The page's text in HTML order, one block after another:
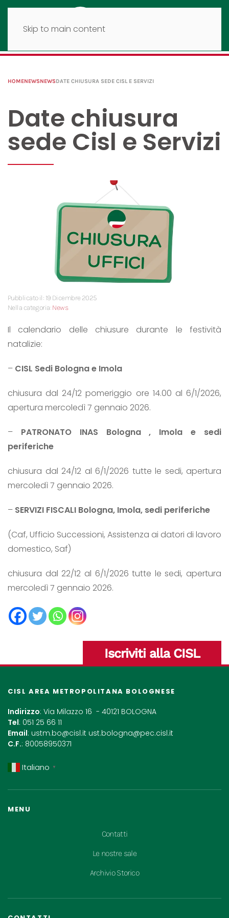
Skip to main content
HOMENEWSNEWSDATE CHIUSURA SEDE CISL E SERVIZI
Date chiusura
sede Cisl e Servizi
Pubblicato il: 19 Dicembre 2025
Nella categoria:News
Il calendario delle chiusure durante le festività
natalizie:
– CISL Sedi Bologna e Imola
chiusura dal 24/12 pomeriggio ore 14.00 al 6/1/2026,
apertura mercoledì 7 gennaio 2026.
– PATRONATO INAS Bologna , Imola e sedi
periferiche
chiusura dal 24/12 al 6/1/2026 tutte le sedi, apertura
mercoledì 7 gennaio 2026.
– SERVIZI FISCALI Bologna, Imola, sedi periferiche
(Caf, Ufficio Successioni, Assistenza ai datori di lavoro
domestico, Saf)
chiusura dal 22/12 al 6/1/2026 tutte le sedi, apertura
mercoledì 7 gennaio 2026.
Iscriviti alla CISL
CISL AREA METROPOLITANA BOLOGNESE
Indirizzo: Via Milazzo 16 - 40121 BOLOGNA
Tel: 051 25 66 11
Email: ustm.bo@cisl.it ust.bologna@pec.cisl.it
C.F.: 80058950371
Italiano ▼
MENU
Contatti
Le nostre sale
Archivio Storico